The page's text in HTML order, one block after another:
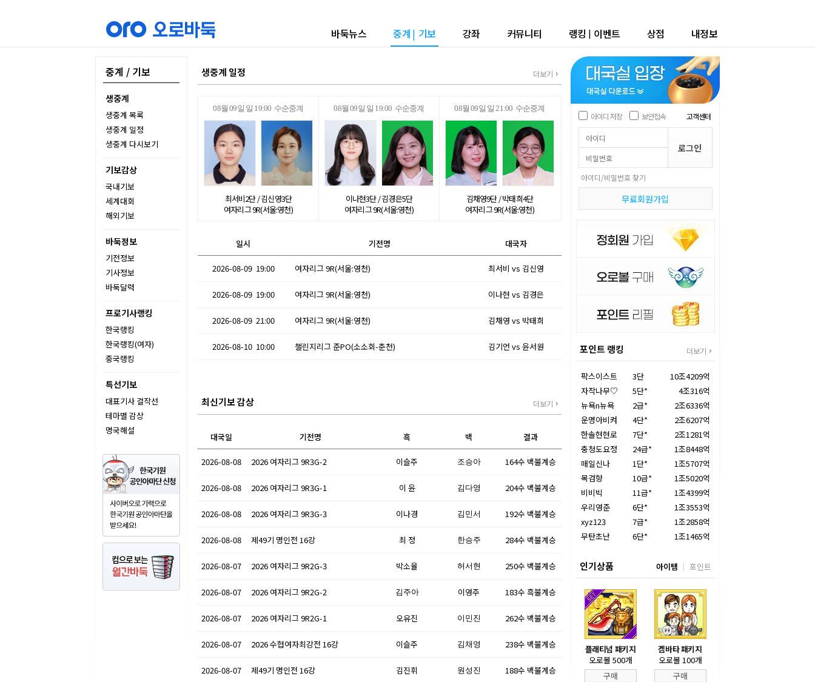
바둑뉴스 중계 | 기보 강좌 커뮤니티 랭킹 | 이벤트 상점 내정보
중계 / 기보
생중계
생중계 목록
생중계 일정
생중계 다시보기
기보감상
국내기보
세계대회
해외기보
바둑정보
기전정보
기사정보
바둑달력
프로기사랭킹
한국랭킹
한국랭킹(여자)
중국랭킹
특선기보
대표기사 걸작선
테마별 감상
명국해설
생중계 일정 더보기
08월 09일 일 19:00 수순중계
최서비2단 / 김신영3단
여자리그 9R(서울:영천)
08월 09일 일 19:00 수순중계
이나현3단 / 김경은5단
여자리그 9R(서울:영천)
08월 09일 일 21:00 수순중계
김채영9단 / 박태희4단
여자리그 9R(서울:영천)
일시 기전명 대국자
2026-08-09 19:00 여자리그 9R(서울:영천) 최서비 vs 김신영
2026-08-09 19:00 여자리그 9R(서울:영천) 이나현 vs 김경은
2026-08-09 21:00 여자리그 9R(서울:영천) 김채영 vs 박태희
2026-08-10 10:00 챌린지리그 준PO(소소회-춘천) 김기언 vs 윤서원
최신기보 감상 더보기
대국일 기전명 흑 백 결과
2026-08-08 2026 여자리그 9R3G-2 이슬주 조승아 164수 백불계승
2026-08-08 2026 여자리그 9R3G-1 이 윤 김다영 204수 백불계승
2026-08-08 2026 여자리그 9R3G-3 이나경 김민서 192수 백불계승
2026-08-08 제49기 명인전 16강 최 정 한승주 284수 백불계승
2026-08-07 2026 여자리그 9R2G-3 박소율 허서현 250수 백불계승
2026-08-07 2026 여자리그 9R2G-2 김주아 이영주 183수 흑불계승
2026-08-07 2026 여자리그 9R2G-1 오유진 이민진 262수 백불계승
2026-08-07 2026 수협여자최강전 16강 이슬주 김채영 238수 백불계승
2026-08-07 제49기 명인전 16강 김진휘 원성진 188수 백불계승
아이디 저장 보안접속 고객센터
아이디/비밀번호 찾기
무료회원가입
포인트 랭킹 더보기
팍스이스트 3단
10조4209억
자작나무♡
5단*
4조316억
뉴욕n뉴욕
2급*
2조6336억
운명아비켜
4단*
2조6207억
한솔현현로
7단*
2조1281억
충청도요정
24급*
1조8448억
매일신나
1단*
1조5707억
목검향
10급*
1조5020억
비비빅
11급*
1조4399억
우리영준
6단*
1조3553억
xyz123
7급*
1조2858억
무탄초난
6단* 1조1465억
인기상품 아이템 포인트
플래티넘 패키지
오로볼 500개
구매
겜바타 패키지
오로볼 100개
구매